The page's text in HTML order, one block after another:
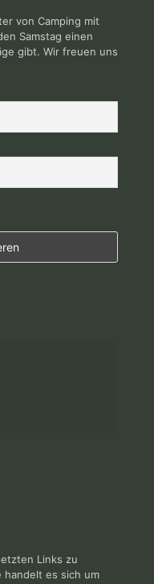
von Camping mit
Samstag einen
gibt. Wir freuen uns
Links zu
handelt es sich um